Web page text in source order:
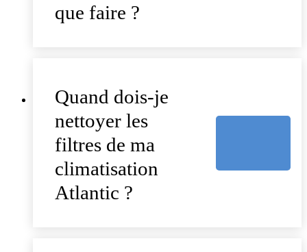
que faire ?
Quand dois-je
nettoyer les
filtres de ma
climatisation
Atlantic ?